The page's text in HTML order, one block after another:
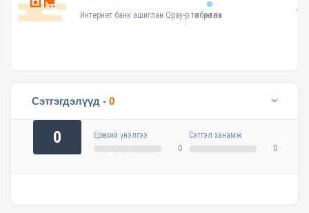
Интернет банк ашиглан Qpay-р төлбөрөө төлөх
Сэтгэгдэлүүд - 0
0 Ерөнхий үнэлгээ
0
Сэтгэл ханамж
0